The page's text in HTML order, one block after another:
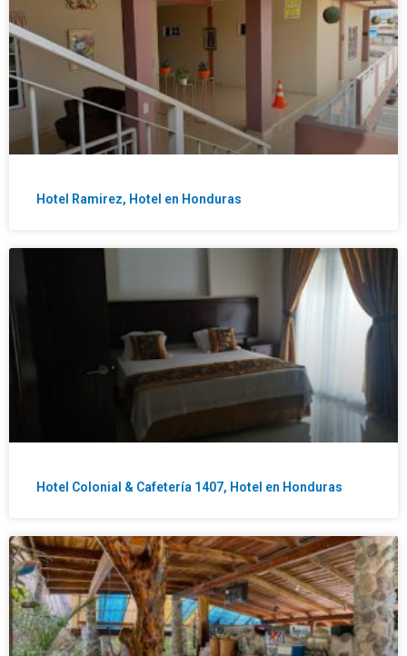
Hotel Ramirez, Hotel en Honduras
Hotel Colonial & Cafetería 1407, Hotel en Honduras